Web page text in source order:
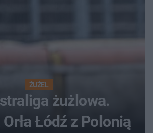
ŻUŻEL
żużlowa.
Łódź z Polonią